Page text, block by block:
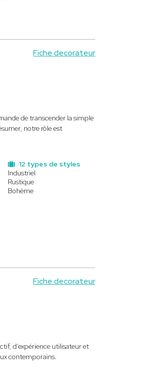
Fiche decorateur
de transcender la simple
notre rôle est
12 types de styles
Industriel
Rustique
Bohème
Fiche decorateur
d’expérience utilisateur et
contemporains.